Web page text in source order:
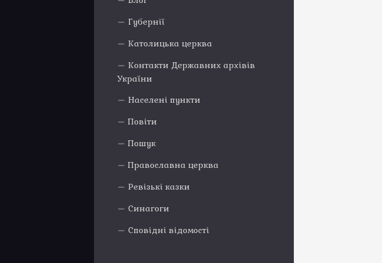
Губернії
Католицька церква
Контакти Державних архівів
України
Населені пункти
Повіти
Пошук
Православна церква
Ревізькі казки
Синагоги
Сповідні відомості